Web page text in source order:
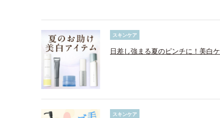
スキンケア
日差し強まる夏のピンチに！美白
スキンケア